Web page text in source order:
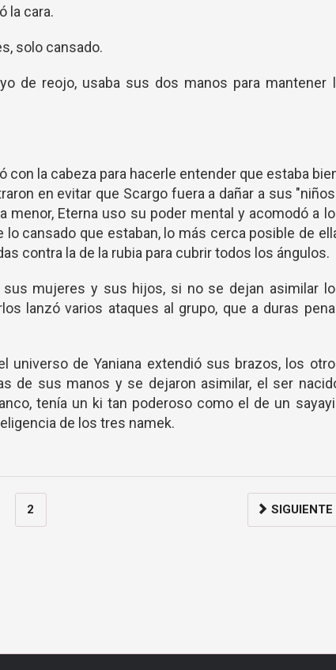
la cara.
solo cansado.
de reojo, usaba sus dos manos para mantener
con la cabeza para hacerle entender que estaba
en evitar que Scargo fuera a dañar a sus
menor, Eterna uso su poder mental y acomodó a
cansado que estaban, lo más cerca posible de
contra la de la rubia para cubrir todos los ángulos.
mujeres y sus hijos, si no se dejan asimilar
lanzó varios ataques al grupo, que a duras
universo de Yaniana extendió sus brazos, los
de sus manos y se dejaron asimilar, el ser
tenía un ki tan poderoso como el de un
de los tres namek.
2 SIGUIENTE